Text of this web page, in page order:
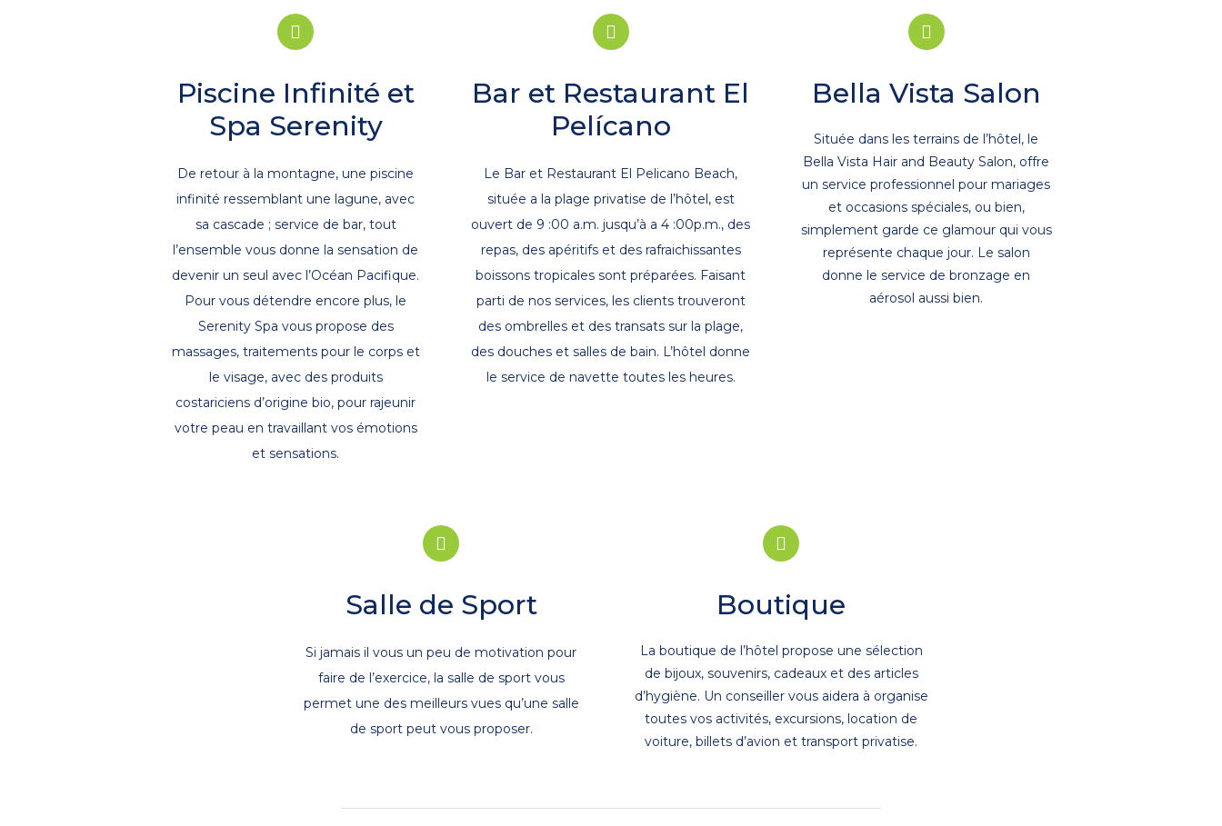
Piscine Infinité et
Spa Serenity
De retour à la montagne, une piscine
infinité ressemblant une lagune, avec
sa cascade ; service de bar, tout
l’ensemble vous donne la sensation de
devenir un seul avec l’Océan Pacifique.
Pour vous détendre encore plus, le
Serenity Spa vous propose des
massages, traitements pour le corps et
le visage, avec des produits
costariciens d’origine bio, pour rajeunir
votre peau en travaillant vos émotions
et sensations.
Bar et Restaurant El
Pelícano
Le Bar et Restaurant El Pelicano Beach,
située a la plage privatise de l’hôtel, est
ouvert de 9 :00 a.m. jusqu’à a 4 :00p.m., des
repas, des apéritifs et des rafraichissantes
boissons tropicales sont préparées. Faisant
parti de nos services, les clients trouveront
des ombrelles et des transats sur la plage,
des douches et salles de bain. L’hôtel donne
le service de navette toutes les heures.
Bella Vista Salon
Située dans les terrains de l’hôtel, le
Bella Vista Hair and Beauty Salon, offre
un service professionnel pour mariages
et occasions spéciales, ou bien,
simplement garde ce glamour qui vous
représente chaque jour. Le salon
donne le service de bronzage en
aérosol aussi bien.
Salle de Sport
Si jamais il vous un peu de motivation pour
faire de l’exercice, la salle de sport vous
permet une des meilleurs vues qu’une salle
de sport peut vous proposer.
Boutique
La boutique de l’hôtel propose une sélection
de bijoux, souvenirs, cadeaux et des articles
d’hygiène. Un conseiller vous aidera à organise
toutes vos activités, excursions, location de
voiture, billets d’avion et transport privatise.